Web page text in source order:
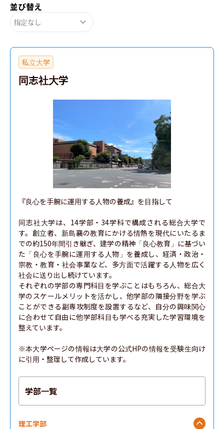
並び替え
指定なし
私立大学
同志社大学
『良心を手腕に運用する人物の養成』を目指して
同志社大学は、14学部・34学科で構成される総合大学で
す。創立者、新島襄の教育にかける情熱を現代にいたるま
での約150年間引き継ぎ、建学の精神「良心教育」に基づい
た「良心を手腕に運用する人物」を養成し、経済・政治・
宗教・教育・社会事業など、多方面で活躍する人物を広く
社会に送り出し続けています。
それぞれの学部の専門科目を学ぶことはもちろん、総合大
学のスケールメリットを活かし、他学部の隣接分野を学ぶ
ことができる副専攻制度を設置するなど、自分の興味関心
に合わせて自由に他学部科目も学べる充実した学習環境を
整えています。
※本大学ページの情報は大学の公式HPの情報を受験生向け
に引用・整理して作成しています。
学部一覧
理工学部